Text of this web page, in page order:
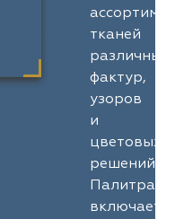
тканей
различных
фактур,
узоров
и
цветовых
решений.
Палитра
включает